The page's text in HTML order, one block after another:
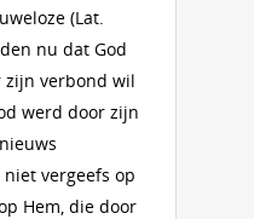
(Lat.
nu dat God
zijn verbond wil
werd door zijn
vergeefs op
Hem, die door